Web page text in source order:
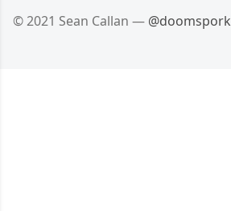
© 2021 Sean Callan — @doomspork